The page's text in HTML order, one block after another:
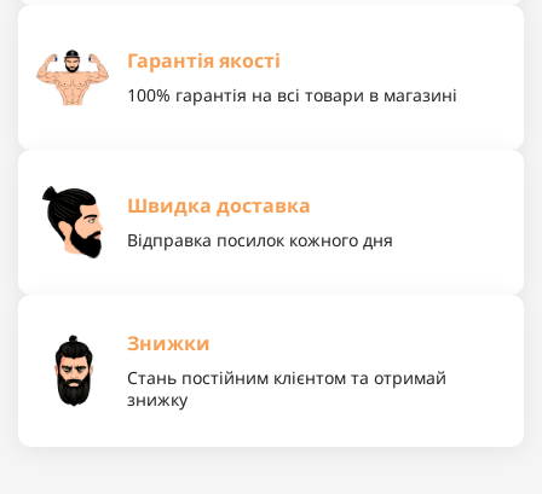
Гарантія якості
100% гарантія на всі товари в магазині
Швидка доставка
Відправка посилок кожного дня
Знижки
Стань постійним клієнтом та отримай
знижку